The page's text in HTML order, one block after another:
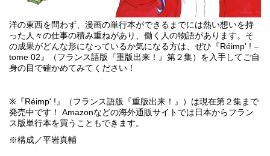
洋の東西を問わず、漫画の単行本ができるまでには熱い想いを持
った人々の仕事の積み重ねがあり、働く人の物語があります。そ
の成果がどんな形になっているか気になる方は、ぜひ『Réimp' ! –
tome 02』（フランス語版『重版出来！』第２集）を入手してご自
身の目で確かめてみてください！
※『Réimp' !』（フランス語版『重版出来！』）は現在第２集まで
発売中です！ Amazonなどの海外通販サイトでは日本からフラン
ス版単行本を買うこともできます。
※構成／平岩真輔